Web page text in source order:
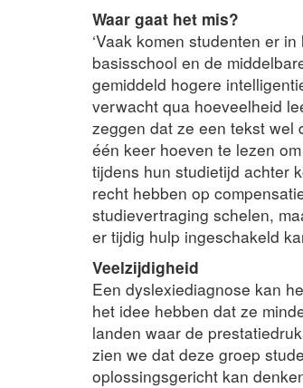
Waar gaat het mis?
‘Vaak komen studenten er
basisschool en de
gemiddeld hogere
verwacht qua hoeveelheid
zeggen dat ze een tekst wel
één keer hoeven te lezen
tijdens hun studietijd achter
recht hebben op
studievertraging schelen,
er tijdig hulp ingeschakeld
Veelzijdigheid
Een dyslexiediagnose kan
het idee hebben dat ze
landen waar de
zien we dat deze groep
oplossingsgericht kan